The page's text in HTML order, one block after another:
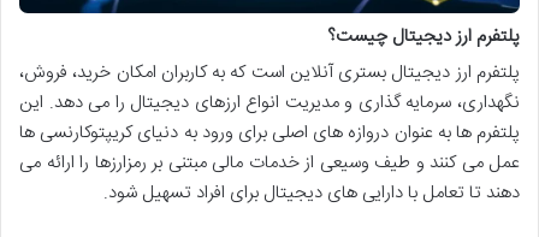
پلتفرم ارز دیجیتال چیست؟
پلتفرم ارز دیجیتال بستری آنلاین است که به کاربران امکان خرید، فروش،
نگهداری، سرمایه گذاری و مدیریت انواع ارزهای دیجیتال را می دهد. این
پلتفرم ها به عنوان دروازه های اصلی برای ورود به دنیای کریپتوکارنسی ها
عمل می کنند و طیف وسیعی از خدمات مالی مبتنی بر رمزارزها را ارائه می
دهند تا تعامل با دارایی های دیجیتال برای افراد تسهیل شود.